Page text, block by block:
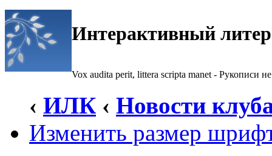
Интерактивный
Vox audita perit, littera scripta manet - Рукописи не
‹ ИЛК ‹ Новости
Изменить размер